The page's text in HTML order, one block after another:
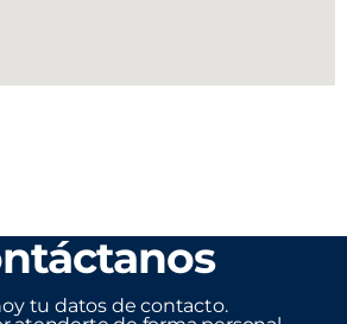
tu datos de contacto.